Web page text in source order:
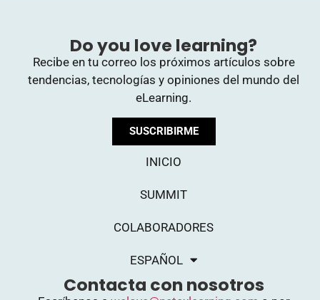
Do you love learning?
Recibe en tu correo los próximos artículos sobre
tendencias, tecnologías y opiniones del mundo del
eLearning.
SUSCRIBIRME
INICIO
SUMMIT
COLABORADORES
ESPAÑOL
Contacta con nosotros